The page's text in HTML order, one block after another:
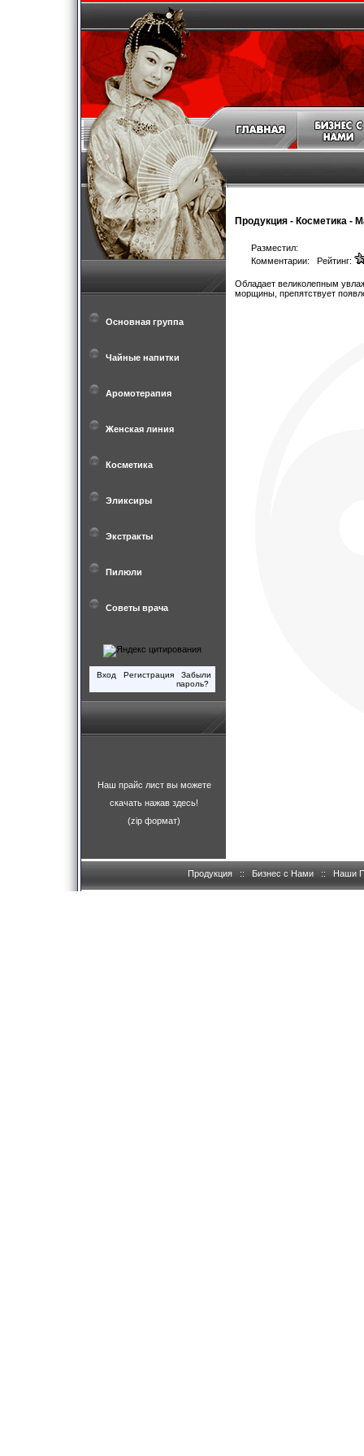
Основная группа
Чайные напитки
Аромотерапия
Женская линия
Косметика
Эликсиры
Экстракты
Пилюли
Советы врача
Вход Регистрация
Забыли
пароль?
Наш прайс лист вы можете
скачать нажав здесь!
(zip формат)
Продукция - Косметика -
Разместил:
Комментарии: Рейтинг:
Обладает великолепным
морщины, препятствует
Продукция :: Бизнес с Нами :: Наши